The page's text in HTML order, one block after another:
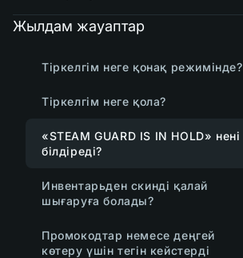
Жылдам жауаптар
Тіркелгім неге қонақ режимінде?
Тіркелгім неге қола?
«STEAM GUARD IS IN HOLD» нені
білдіреді?
Инвентарьден скинді қалай
шығаруға болады?
Промокодтар немесе деңгей
көтеру үшін тегін кейстерді